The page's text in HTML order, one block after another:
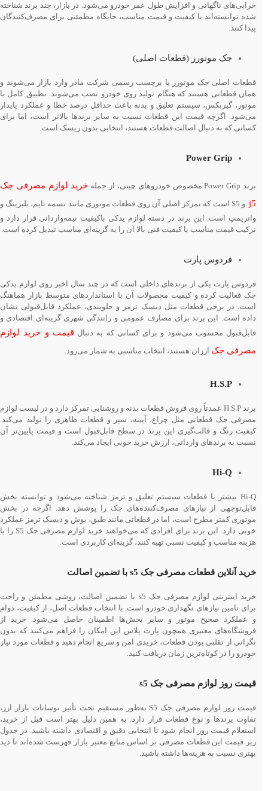
خرابی‌های ناگهانی و افزایش طول عمر خودرو می‌شود. در بازار، چند برند شناخته
شده توانسته‌اند با کیفیت و قیمت مناسب، جایگاه مطمئنی برای مصرف‌کنندگان
پیدا کنند.
جک موتورز (قطعات اصلی)
قطعات اصلی جک موتورز با برچسب رسمی شرکت مادر وارد بازار می‌شوند و
همان قطعاتی هستند که هنگام تولید روی خودرو نصب می‌شوند. تطبیق کامل با
موتور، گیربکس، سیستم تعلیق و بدنه باعث حداقل درصد خطا و عملکرد پایدار
می‌شود. اگرچه قیمت این قطعات نسبت به سایر برندها بالاتر است، اما برای
کسانی که به دنبال اصالت قطعات هستند، انتخابی بدون ریسک است.
Power Grip
برند Power Grip مخصوص خودروهای چینی، از جمله
خرید لوازم مصرفی جک
j5
و S5 است که تمرکز اصلی آن روی قطعات موتوری مانند تسمه تایم، بلبرینگ و
واترپمپ است. این برند در دسته لوازم یدکی باکیفیت نیمه‌وارداتی قرار دارد و
ترکیب قیمت مناسب با کیفیت فنی بالا آن را به گزینه‌ای مناسب تبدیل کرده است.
فردوس پارت
فردوس پارت یکی از برندهای داخلی است که در چند سال اخیر روی لوازم یدکی
جک فعالیت کرده و کیفیت محصولات آن با استانداردهای متوسط بازار هماهنگ
است. در برخی قطعات مثل دیسک ترمز و جلوبندی، عملکرد قابل‌قبولی نشان
داده است. این برند برای مصارف عمومی و رانندگی شهری گزینه‌ای اقتصادی و
قابل‌قبول محسوب می‌شود و برای کسانی که به دنبال قیمت و خرید لوازم
مصرفی جکارزان هستند، انتخاب مناسبی به شمار می‌رود.
H.S.P
برند H.S.P عمدتاً روی فروش قطعات بدنه و روشنایی تمرکز دارد و در لیست لوازم
مصرفی جک قطعاتی مثل چراغ، آیینه، سپر و قطعات ظاهری را تولید می‌کند.
کیفیت رنگ و قالب‌گیری این برند در سطح قابل‌قبول است و قیمت پایین‌تر آن
نسبت به برندهای وارداتی، ارزش خرید خوبی ایجاد می‌کند.
Hi-Q
Hi-Q بیشتر با قطعات سیستم تعلیق و ترمز شناخته می‌شود و توانسته بخش
قابل‌توجهی از نیازهای مصرف‌کننده‌های جک را پوشش دهد. اگرچه در بخش
موتوری کمتر مطرح است، اما در قطعاتی مانند طبق، بوش و دیسک ترمز عملکرد
خوبی دارد. این برند برای افرادی که می‌خواهند خرید لوازم مصرفی جک S5 را با
هزینه مناسب و کیفیت نسبی تهیه کنند، گزینه‌ای کاربردی است.
خرید آنلاین قطعات مصرفی جک s5 با تضمین اصالت
خرید اینترنتی لوازم مصرفی جک s5 با تضمین اصالت، روشی مطمئن و راحت
برای تامین نیازهای نگهداری خودرو است. با انتخاب قطعات اصل، از کیفیت، دوام
و عملکرد صحیح موتور و سایر بخش‌ها اطمینان حاصل می‌شود. خرید از
فروشگاه‌های معتبری همچون پارت پلاس این امکان را فراهم می‌کنند که بدون
نگرانی از تقلبی بودن قطعات، خریدی امن و سریع انجام دهید و قطعات مورد نیاز
خودرو را در کوتاه‌ترین زمان دریافت کنید.
قیمت روز لوازم مصرفی جک s5
قیمت روز لوازم مصرفی جک S5 به‌طور مستقیم تحت تأثیر نوسانات بازار ارز،
تفاوت برندها و نوع قطعات قرار دارد. به همین دلیل بهتر است قبل از خرید،
استعلام قیمت روز انجام شود تا انتخابی دقیق و اقتصادی داشته باشید. در جدول
زیر قیمت این قطعات مصرفی بر اساس منابع معتبر بازار فهرست شده‌اند تا دید
بهتری نسبت به هزینه‌ها داشته باشید.